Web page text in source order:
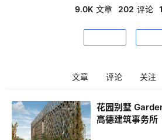
设
计
年建筑师的专业进阶与时
9.0K 文章 202 评论
文章 评论 关注
花园别墅
高德建筑事务